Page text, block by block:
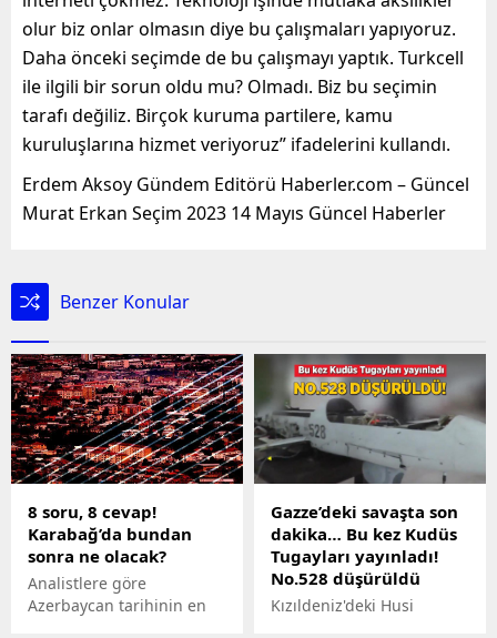
olur biz onlar olmasın diye bu çalışmaları yapıyoruz.
Daha önceki seçimde de bu çalışmayı yaptık. Turkcell
ile ilgili bir sorun oldu mu? Olmadı. Biz bu seçimin
tarafı değiliz. Birçok kuruma partilere, kamu
kuruluşlarına hizmet veriyoruz” ifadelerini kullandı.
Erdem Aksoy Gündem Editörü Haberler.com – Güncel
Murat Erkan Seçim 2023 14 Mayıs Güncel Haberler
Benzer Konular
8 soru, 8 cevap!
Karabağ’da bundan
sonra ne olacak?
Analistlere göre
Azerbaycan tarihinin en
Gazze’deki savaşta son
dakika… Bu kez Kudüs
Tugayları yayınladı!
No.528 düşürüldü
Kızıldeniz'deki Husi